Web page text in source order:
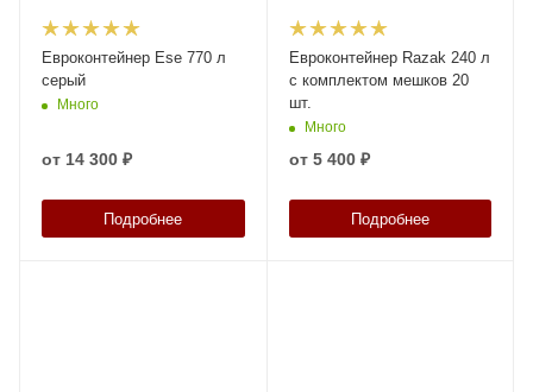
Евроконтейнер Ese 770 л
серый
Много
от 14 300 ₽
Подробнее
Евроконтейнер Razak 240 л
с комплектом мешков 20
шт.
Много
от 5 400 ₽
Подробнее